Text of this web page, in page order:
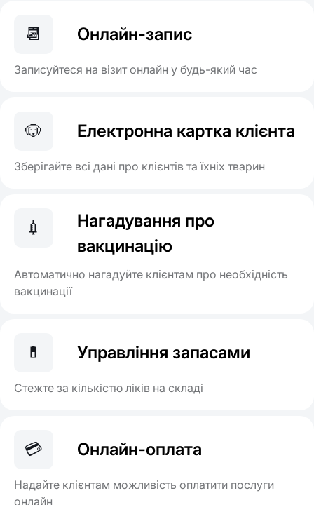
📆 Онлайн-запис
Записуйтеся на візит онлайн у будь-який час
🐶 Електронна картка клієнта
Зберігайте всі дані про клієнтів та їхніх тварин
💉
Нагадування про
вакцинацію
Автоматично нагадуйте клієнтам про необхідність
вакцинації
💊 Управління запасами
Стежте за кількістю ліків на складі
💳 Онлайн-оплата
Надайте клієнтам можливість оплатити послуги
онлайн